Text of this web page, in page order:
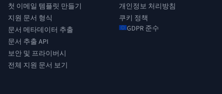
첫 이메일 템플릿 만들기
지원 문서 형식
문서 메타데이터 추출
문서 추출 API
보안 및 프라이버시
전체 지원 문서 보기
개인정보 처리방침
쿠키 정책
GDPR 준수